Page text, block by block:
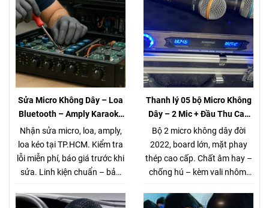
Sửa Micro Không Dây – Loa
Bluetooth – Amply Karaoke
– Loa Kéo Tại TP.HCM |
Kiểm Tra Miễn Phí
Nhận sửa micro, loa, amply,
loa kéo tại TP.HCM. Kiểm tra
lỗi miễn phí, báo giá trước khi
sửa. Linh kiện chuẩn – bảo
168 162.
Thanh lý 05 bộ Micro Không
Dây – 2 Mic + Đầu Thu Cao
cấp – Giá chỉ 980K
Bộ 2 micro không dây đời
2022, board lớn, mặt phay
thép cao cấp. Chất âm hay –
chống hú – kèm vali nhôm.
tại Võ Văn Tần, Q3.